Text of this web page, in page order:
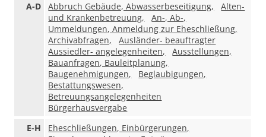
A-D Abbruch Gebäude, Abwasserbeseitigung,
Alten-
und Krankenbetreuung,
An-, Ab-,
Ummeldungen, Anmeldung zur Eheschließung,
Archivabfragen,
Ausländer- beauftragter
Aussiedler- angelegenheiten,
Ausstellungen,
Bauanfragen, Bauleitplanung,
Baugenehmigungen,
Beglaubigungen,
Bestattungswesen,
Betreuungsangelegenheiten
Bürgerhausvergabe
E-H
Eheschließungen, Einbürgerungen,